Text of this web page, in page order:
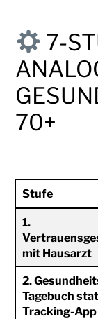
7-
70+
Stufe
1.
mit Hausarzt
2.
Tagebuch
Tracking-App